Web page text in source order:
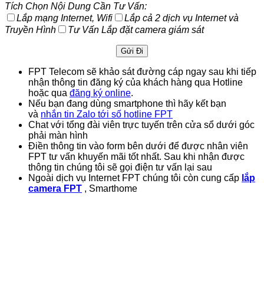
Tích Chọn Nội Dung Cần Tư Vấn:
Lắp mạng Internet, Wifi
Lắp cả 2 dịch vụ Internet và
Truyền Hình
Tư Vấn Lắp đặt camera giám sát
FPT Telecom sẽ khảo sát đường cáp ngay sau khi tiếp
nhận thông tin đăng ký của khách hàng qua Hotline
hoặc qua đăng ký online.
Nếu bạn đang dùng smartphone thì hãy kết bạn
và nhắn tin Zalo tới số hotline FPT
Chat với tổng đài viên trực tuyến trên cửa sổ dưới góc
phải màn hình
Điền thông tin vào form bên dưới để được nhân viên
FPT tư vấn khuyến mãi tốt nhất. Sau khi nhận được
thông tin chúng tôi sẽ gọi điện tư vấn lại sau
Ngoài dịch vụ Internet FPT chúng tôi còn cung cấp lắp
camera FPT , Smarthome